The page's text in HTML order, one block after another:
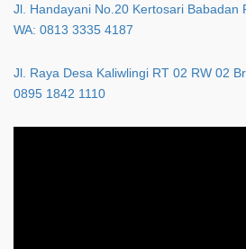
Jl. Handayani No.20 Kertosari Babadan
WA: 0813 3335 4187
Jl. Raya Desa Kaliwlingi RT 02 RW 02
0895 1842 1110